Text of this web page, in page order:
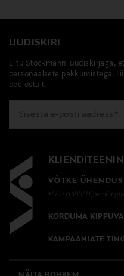
UUDISKIRI
Liitu Stockmanni uudiskirjaga,
personaalsete pakkumistega.
poe ostult.
VÕTKE
+372 6339539(pvm/
KORDUMA
KAMPAANIATE